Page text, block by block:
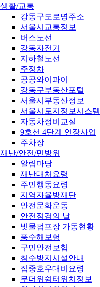
생활/교통
강동구도로명주소
서울시교통정보
버스노선
강동자전거
지하철노선
주정차
공공와이파이
강동구부동산포털
서울시부동산정보
서울시토지정보시스템
자동차정비교실
9호선 4단계 연장사업
주차장
재난/안전/민방위
알림마당
재난대처요령
주민행동요령
지역자율방재단
안전문화운동
안전점검의 날
빗물펌프장 가동현황
풍수해보험
구민안전보험
침수방지시설안내
집중호우대비요령
무더위쉼터위치정보